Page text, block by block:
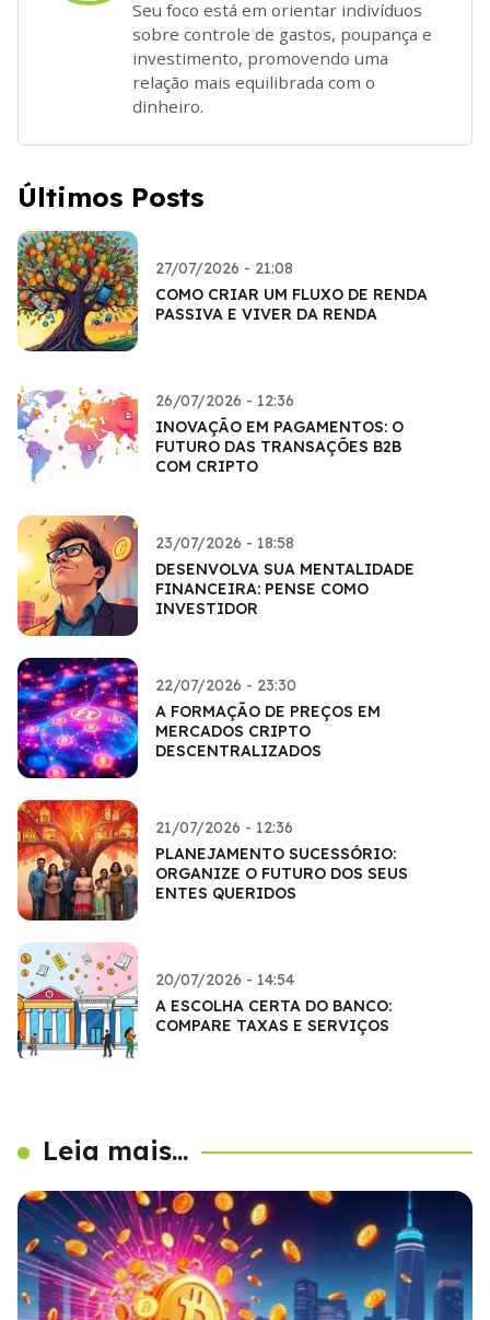
Seu foco está em orientar indivíduos
sobre controle de gastos, poupança e
investimento, promovendo uma
relação mais equilibrada com o
dinheiro.
Últimos Posts
27/07/2026 - 21:08
COMO CRIAR UM FLUXO DE RENDA
PASSIVA E VIVER DA RENDA
26/07/2026 - 12:36
INOVAÇÃO EM PAGAMENTOS: O
FUTURO DAS TRANSAÇÕES B2B
COM CRIPTO
23/07/2026 - 18:58
DESENVOLVA SUA MENTALIDADE
FINANCEIRA: PENSE COMO
INVESTIDOR
22/07/2026 - 23:30
A FORMAÇÃO DE PREÇOS EM
MERCADOS CRIPTO
DESCENTRALIZADOS
21/07/2026 - 12:36
PLANEJAMENTO SUCESSÓRIO:
ORGANIZE O FUTURO DOS SEUS
ENTES QUERIDOS
20/07/2026 - 14:54
A ESCOLHA CERTA DO BANCO:
COMPARE TAXAS E SERVIÇOS
Leia mais...